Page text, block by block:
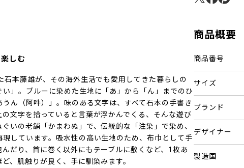
しむ
石本藤雄が、その海外生活でも愛用してきた暮らしの
」。ブルーに染めた生地に「あ」から「ん」までのひ
ん（阿吽）」。味のある文字は、すべて石本の手書き
文字を拾っていると言葉が浮かんでくる、そんな遊び
いの老舗「かまわぬ」で、伝統的な「注染」で染め、
しています。吸水性の高い生地のため、布巾として手
だり、首に巻く以外にもテーブルに敷くなど、1枚あ
、肌触りが良く、手に馴染みます。
商品概要
商品番号
サイズ
ブランド
デザイナー
製造国